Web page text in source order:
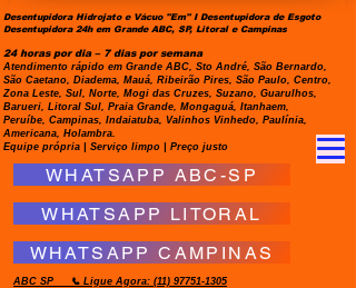
Desentupidora Hidrojato e Vácuo "Em" I Desentupidora de Esgoto
Desentupidora 24h em Grande ABC, SP, Litoral e Campinas
24 horas por dia – 7 dias por semana
Atendimento rápido em Grande ABC, Sto André, São Bernardo,
São Caetano, Diadema, Mauá, Ribeirão Pires, São Paulo, Centro,
Zona Leste, Sul, Norte, Mogi das Cruzes, Suzano, Guarulhos,
Barueri, Litoral Sul, Praia Grande, Mongaguá, Itanhaem,
Peruíbe, Campinas, Indaiatuba, Valinhos Vinhedo, Paulínia,
Americana, Holambra.
Equipe própria | Serviço limpo | Preço justo
WHATSAPP ABC-SP
WHATSAPP LITORAL
WHATSAPP CAMPINAS
ABC SP 📞 Ligue Agora: (11) 97751-1305